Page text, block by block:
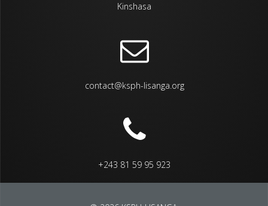
Kinshasa
contact@ksph-lisanga.org
+243 81 59 95 923